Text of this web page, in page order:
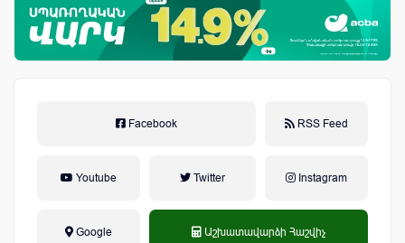
Facebook RSS Feed
Youtube Twitter Instagram
Google Աշխատավարձի Հաշվիչ